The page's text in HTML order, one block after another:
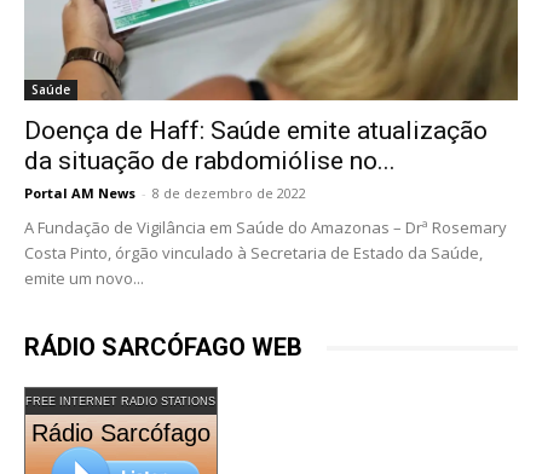
Saúde
Doença de Haff: Saúde emite atualização
da situação de rabdomiólise no...
Portal AM News - 8 de dezembro de 2022
A Fundação de Vigilância em Saúde do Amazonas – Drª Rosemary
Costa Pinto, órgão vinculado à Secretaria de Estado da Saúde,
emite um novo...
RÁDIO SARCÓFAGO WEB
FREE INTERNET RADIO STATIONS
Rádio Sarcófago